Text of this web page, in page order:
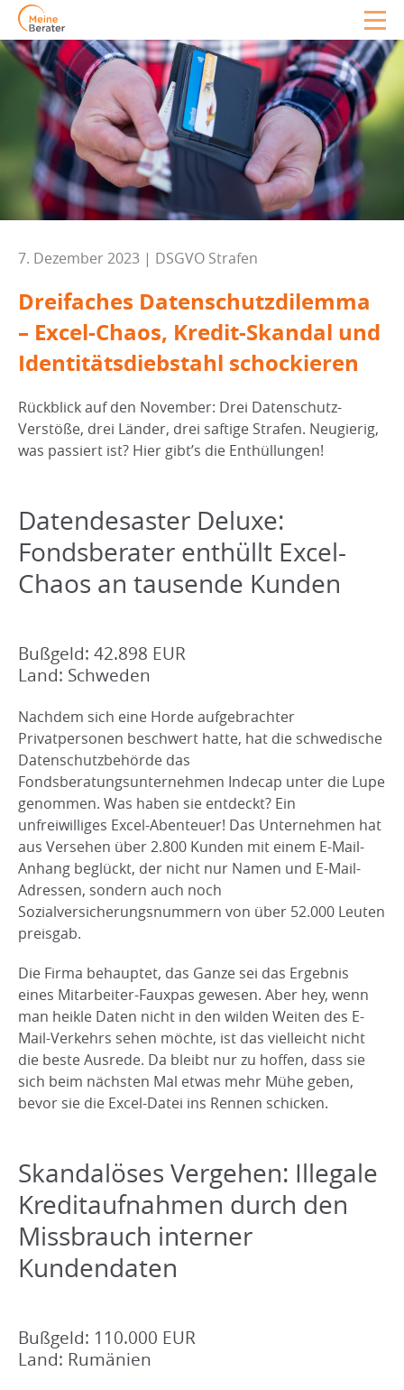
7. Dezember 2023 | DSGVO Strafen
Dreifaches Datenschutzdilemma
– Excel-Chaos, Kredit-Skandal und
Identitätsdiebstahl schockieren
Rückblick auf den November: Drei Datenschutz-
Verstöße, drei Länder, drei saftige Strafen. Neugierig,
was passiert ist? Hier gibt’s die Enthüllungen!
Datendesaster Deluxe:
Fondsberater enthüllt Excel-
Chaos an tausende Kunden
Bußgeld: 42.898 EUR
Land: Schweden
Nachdem sich eine Horde aufgebrachter
Privatpersonen beschwert hatte, hat die schwedische
Datenschutzbehörde das
Fondsberatungsunternehmen Indecap unter die Lupe
genommen. Was haben sie entdeckt? Ein
unfreiwilliges Excel-Abenteuer! Das Unternehmen hat
aus Versehen über 2.800 Kunden mit einem E-Mail-
Anhang beglückt, der nicht nur Namen und E-Mail-
Adressen, sondern auch noch
Sozialversicherungsnummern von über 52.000 Leuten
preisgab.
Die Firma behauptet, das Ganze sei das Ergebnis
eines Mitarbeiter-Fauxpas gewesen. Aber hey, wenn
man heikle Daten nicht in den wilden Weiten des E-
Mail-Verkehrs sehen möchte, ist das vielleicht nicht
die beste Ausrede. Da bleibt nur zu hoffen, dass sie
sich beim nächsten Mal etwas mehr Mühe geben,
bevor sie die Excel-Datei ins Rennen schicken.
Skandalöses Vergehen: Illegale
Kreditaufnahmen durch den
Missbrauch interner
Kundendaten
Bußgeld: 110.000 EUR
Land: Rumänien